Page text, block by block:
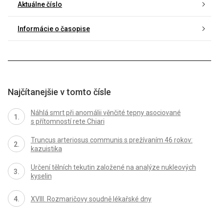
Aktuálne číslo
Informácie o časopise
Najčítanejšie v tomto čísle
Náhlá smrt při anomálii věnčité tepny asociované
s přítomností rete Chiari
Truncus arteriosus communis s prežívaním 46 rokov:
kazuistika
Určení tělních tekutin založené na analýze nukleových
kyselin
XVIII. Rozmaričovy soudně lékařské dny